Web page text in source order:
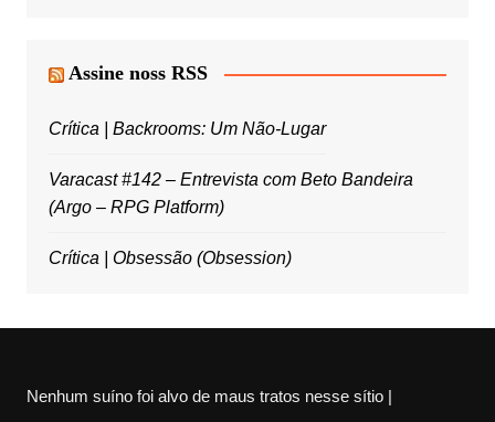
Assine noss RSS
Crítica | Backrooms: Um Não-Lugar
Varacast #142 – Entrevista com Beto Bandeira
(Argo – RPG Platform)
Crítica | Obsessão (Obsession)
Nenhum suíno foi alvo de maus tratos nesse sítio |